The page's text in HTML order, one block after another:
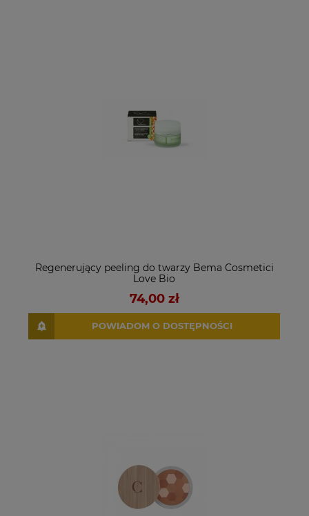
Regenerujący peeling do twarzy Bema Cosmetici
Love Bio
74,00 zł
POWIADOM O DOSTĘPNOŚCI